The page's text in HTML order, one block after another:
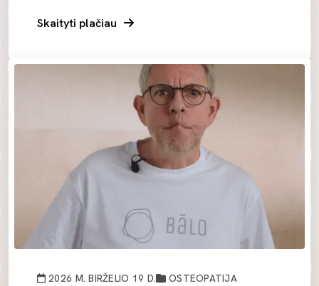
Skaityti plačiau
2026 M. BIRŽELIO 19 D. OSTEOPATIJA